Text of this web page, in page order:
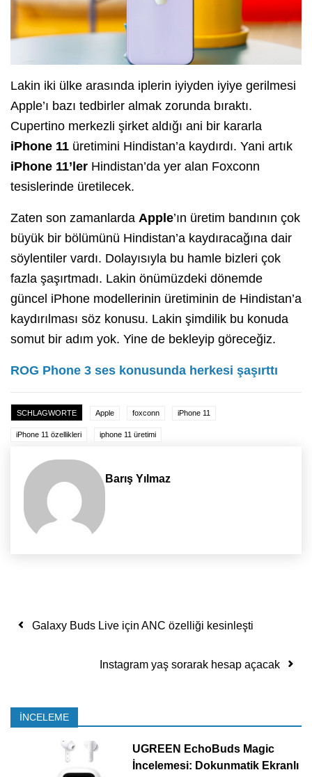
Lakin iki ülke arasında iplerin iyiyden iyiye gerilmesi
Apple’ı bazı tedbirler almak zorunda bıraktı.
Cupertino merkezli şirket aldığı ani bir kararla
iPhone 11 üretimini Hindistan’a kaydırdı. Yani artık
iPhone 11’ler Hindistan’da yer alan Foxconn
tesislerinde üretilecek.
Zaten son zamanlarda Apple’ın üretim bandının çok
büyük bir bölümünü Hindistan’a kaydıracağına dair
söylentiler vardı. Dolayısıyla bu hamle bizleri çok
fazla şaşırtmadı. Lakin önümüzdeki dönemde
güncel iPhone modellerinin üretiminin de Hindistan’a
kaydırılması söz konusu. Lakin şimdilik bu konuda
somut bir adım yok. Yine de bekleyip göreceğiz.
ROG Phone 3 ses konusunda herkesi şaşırttı
SCHLAGWORTE Apple foxconn iPhone 11
iPhone 11 özellikleri iphone 11 üretimi
Barış Yılmaz
Yazı dolaşımı
Galaxy Buds Live için ANC özelliği kesinleşti
Instagram yaş sorarak hesap açacak
İNCELEME
UGREEN EchoBuds Magic
İncelemesi: Dokunmatik Ekranlı